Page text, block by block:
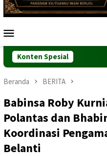
Mobile
Konten Spesial
Beranda BERITA
Babinsa Roby
Polantas dan
Koordinasi
Belanti